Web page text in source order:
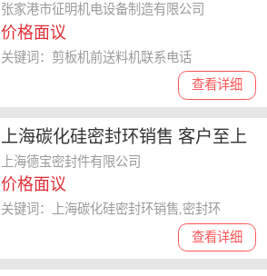
便
张家港市征明机电设备制造有限公司
价格面议
查看详细
关键词：剪板机前送料机联系电话
上海碳化硅密封环销售 客户至上
上海德宝密封件供应
上海德宝密封件有限公司
价格面议
查看详细
关键词：上海碳化硅密封环销售,密封环